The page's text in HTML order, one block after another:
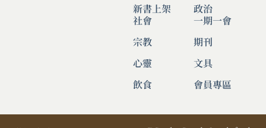
新書上架
政治
社會
宗教
心靈
飲食
一期一會
期刊
文具
會員專區